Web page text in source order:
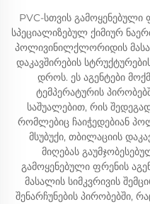
PVC-სთვის გამოყენებული
სპეციალიზებულ ქიმიურ
პოლივინილქლორიდის
დაკავშირების
დროს. ეს აგენტები
ტემპერატურის
საშუალებით, რის
რომლებიც ჩაიჭედებიან
მსუბუქი, თბილაციის
მიღებას
გამოყენებული ფრენის
მასალის სიმკვრივის
შენარჩუნების პირობებში,